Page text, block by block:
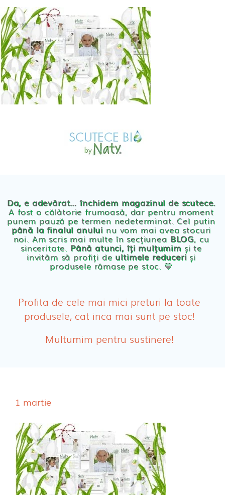
Skip
to
content
PRODUSE BEBE
Servetele umede ecologice
Cosmetice BEBE
Olita Bio Naty
PRODUSE FEMEI
Absorbante Post-Natale
Absorbante Incontinenta Urinara
Da, e adevărat… închidem magazinul de scutece.
A fost o călătorie frumoasă, dar pentru moment
punem pauză pe termen nedeterminat. Cel putin
până la finalul anului nu vom mai avea stocuri
noi. Am scris mai multe în secțiunea BLOG, cu
sinceritate. Până atunci, îți mulțumimși te
invităm să profiți de ultimele reduceriși
produsele rămase pe stoc. 💛
Profita de cele mai mici preturi la toate
produsele, cat inca mai sunt pe stoc!
Multumim pentru sustinere!
1 martie